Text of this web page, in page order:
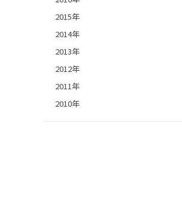
2015年
2014年
2013年
2012年
2011年
2010年